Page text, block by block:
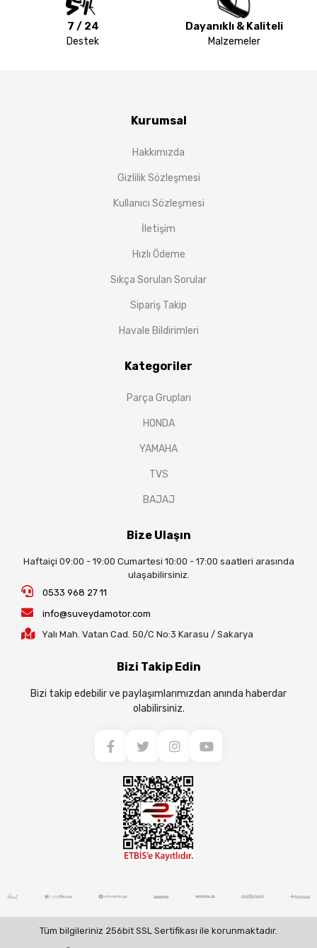
7 / 24
Destek
Dayanıklı & Kaliteli
Malzemeler
Kurumsal
Hakkımızda
Gizlilik Sözleşmesi
Kullanıcı Sözleşmesi
İletişim
Hızlı Ödeme
Sıkça Sorulan Sorular
Sipariş Takip
Havale Bildirimleri
Kategoriler
Parça Grupları
HONDA
YAMAHA
TVS
BAJAJ
Bize Ulaşın
Haftaiçi 09:00 - 19:00 Cumartesi 10:00 - 17:00 saatleri arasında
ulaşabilirsiniz.
0533 968 27 11
info@suveydamotor.com
Yalı Mah. Vatan Cad. 50/C No:3 Karasu / Sakarya
Bizi Takip Edin
Bizi takip edebilir ve paylaşımlarımızdan anında haberdar
olabilirsiniz.
Tüm bilgileriniz 256bit SSL Sertifikası ile korunmaktadır.